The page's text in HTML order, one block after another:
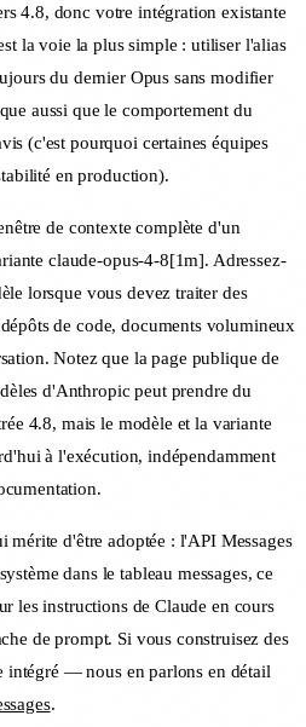
4.8, donc votre intégration existante
la voie la plus simple : utiliser l'alias
du dernier Opus sans modifier
aussi que le comportement du
(c'est pourquoi certaines équipes
en production).
de contexte complète d'un
claude-opus-4-8[1m]. Adressez-
lorsque vous devez traiter des
de code, documents volumineux
Notez que la page publique de
d'Anthropic peut prendre du
4.8, mais le modèle et la variante
à l'exécution, indépendamment
d'être adoptée : l'API Messages
dans le tableau messages, ce
les instructions de Claude en cours
de prompt. Si vous construisez des
intégré — nous en parlons en détail
.